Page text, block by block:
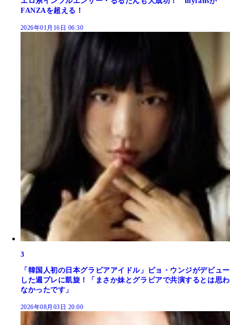
FANZAを超える！
2026年01月16日 06:30
3
「韓国人初の日本グラビアアイドル」ピョ・ウンジがデビュー
した週プレに凱旋！「まさか妹とグラビアで共演するとは思わ
なかったです」
2026年08月03日 20:00